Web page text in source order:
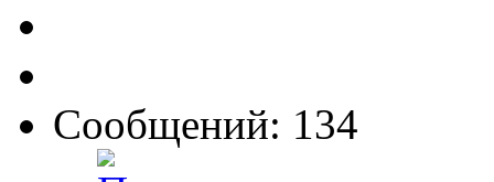
Сообщений: 134